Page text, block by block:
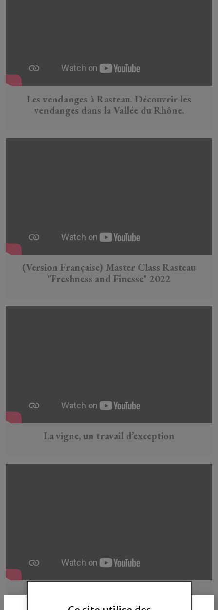
Les vendanges à Rasteau. Découvrir les
vendanges dans la Vallée du Rhône.
(Version Française) Master Class Rasteau
"Freshness and Finesse" 2022
La vigne, un travail d’exception